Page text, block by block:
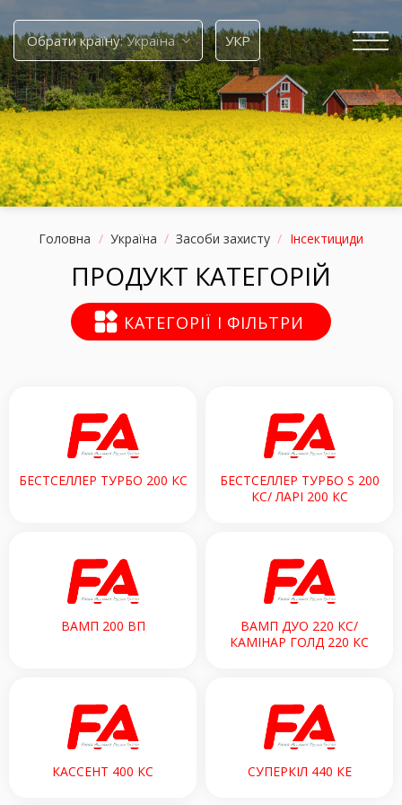
to
content
Обрати країну УКР
Головна / Україна / Засоби захисту / Інсектициди
БЕСТСЕЛЛЕР ТУРБО 200 КC
БЕСТСЕЛЛЕР ТУРБО S 200
КС/ ЛАРІ 200 КС
ВАМП 200 ВП
ВАМП ДУО 220 КС/
КАМІНАР ГОЛД 220 КС
КАССЕНТ 400 КС СУПЕРКІЛ 440 КЕ